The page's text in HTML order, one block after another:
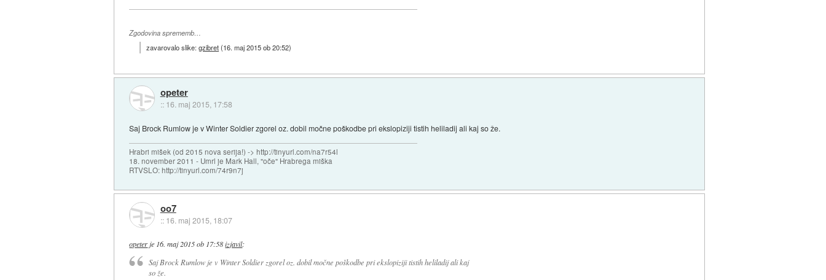
Zgodovina sprememb…
zavarovalo slike:gzibret(16. maj 2015 ob 20:52)
opeter
:: 16. maj 2015, 17:58
Saj Brock Rumlow je v Winter Soldier zgorel oz. dobil močne poškodbe pri ekslopiziji tistih heliladij ali kaj so že.
Hrabri mišek (od 2015 nova serija!) -> http://tinyurl.com/na7r54l
18. november 2011 - Umrl je Mark Hall, "oče" Hrabrega miška
RTVSLO: http://tinyurl.com/74r9n7j
oo7
:: 16. maj 2015, 18:07
opeter je 16. maj 2015 ob 17:58 izjavil:
Saj Brock Rumlow je v Winter Soldier zgorel oz. dobil močne poškodbe pri ekslopiziji tistih heliladij ali kaj
so že.